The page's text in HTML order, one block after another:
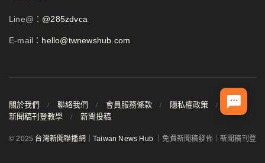
Line@： @285zdvca
E-mail： hello@twnewshub.com
關於我們 聯絡我們 會員服務條款
隱私權政策
新聞稿刊登教學
新聞投稿
© 2025 台灣新聞聯播網｜Taiwan News Hub ｜免費新聞稿發佈｜新聞稿刊登